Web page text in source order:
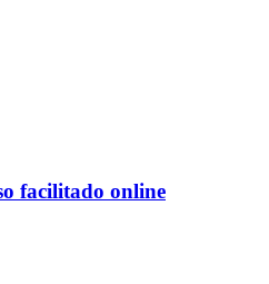
facilitado online